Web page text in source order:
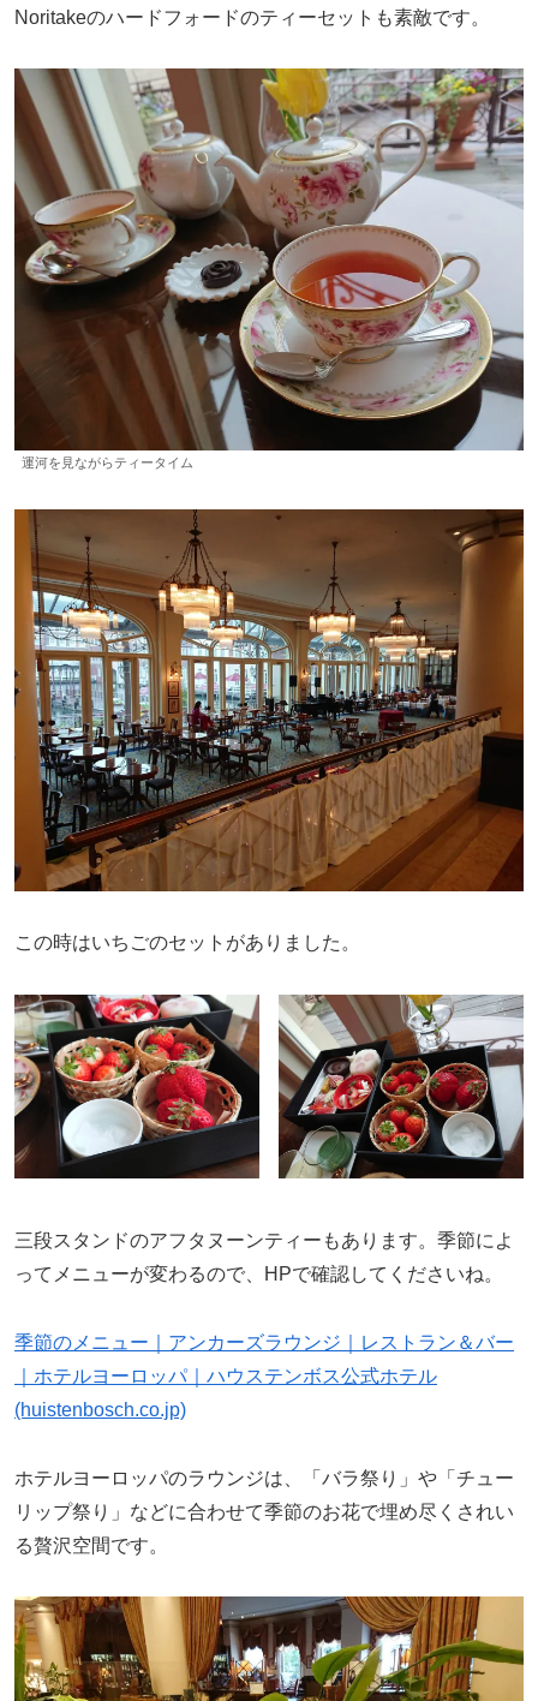
Noritakeのハードフォードのティーセットも素敵です。
運河を見ながらティータイム
この時はいちごのセットがありました。
三段スタンドのアフタヌーンティーもあります。季節によ
ってメニューが変わるので、HPで確認してくださいね。
季節のメニュー｜アンカーズラウンジ｜レストラン＆バー
｜ホテルヨーロッパ｜ハウステンボス公式ホテル
(huistenbosch.co.jp)
ホテルヨーロッパのラウンジは、「バラ祭り」や「チュー
リップ祭り」などに合わせて季節のお花で埋め尽くされい
る贅沢空間です。